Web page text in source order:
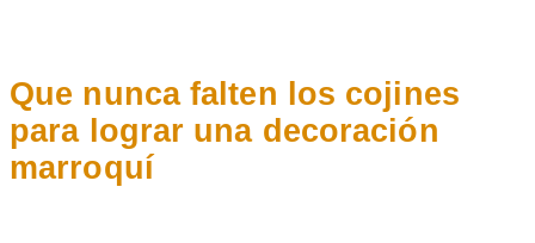
Que nunca falten los cojines
para lograr una decoración
marroquí